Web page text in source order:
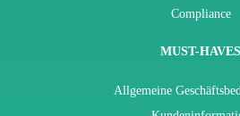
Compliance
MUST-HAVES
Allgemeine